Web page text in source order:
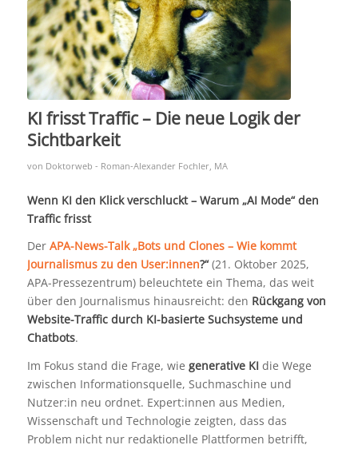
KI frisst Traffic – Die neue Logik der
Sichtbarkeit
von Doktorweb - Roman-Alexander Fochler, MA
Wenn KI den Klick verschluckt – Warum „AI Mode“ den
Traffic frisst
Der APA-News-Talk „Bots und Clones – Wie kommt
Journalismus zu den User:innen?“(21. Oktober 2025,
APA-Pressezentrum) beleuchtete ein Thema, das weit
über den Journalismus hinausreicht: den Rückgang von
Website-Traffic durch KI-basierte Suchsysteme und
Chatbots.
Im Fokus stand die Frage, wie generative KI die Wege
zwischen Informationsquelle, Suchmaschine und
Nutzer:in neu ordnet. Expert:innen aus Medien,
Wissenschaft und Technologie zeigten, dass das
Problem nicht nur redaktionelle Plattformen betrifft,